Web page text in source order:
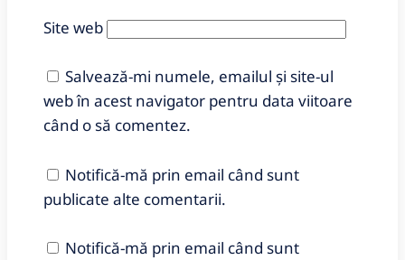
Site web
Salvează-mi numele, emailul și site-ul
web în acest navigator pentru data viitoare
când o să comentez.
Notifică-mă prin email când sunt
publicate alte comentarii.
Notifică-mă prin email când sunt